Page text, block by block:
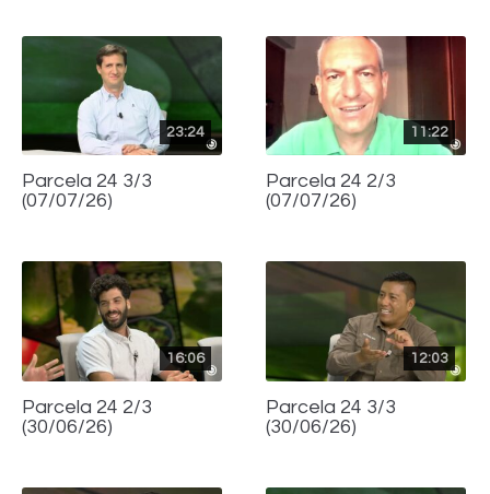
23:24
Parcela 24 3/3
(07/07/26)
11:22
Parcela 24 2/3
(07/07/26)
16:06
Parcela 24 2/3
(30/06/26)
12:03
Parcela 24 3/3
(30/06/26)